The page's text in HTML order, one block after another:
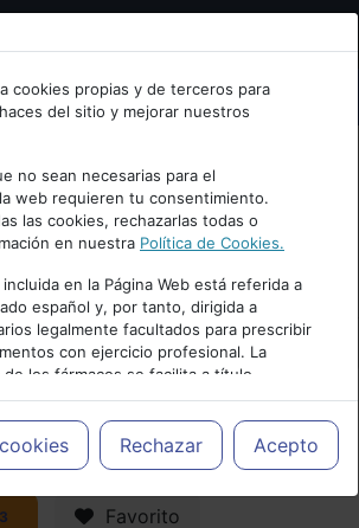
psiquiatria.com
con tu email.
Cancelar
cookies propias y de terceros para
del sitio y mejorar nuestros
no sean necesarias para el
web requieren tu consentimiento.
las cookies, rechazarlas todas o
en nuestra Política de Cookies.
en la Página Web está referida a
español y, por tanto, dirigida a
legalmente facultados para prescribir
con ejercicio profesional. La
los fármacos se facilita a título
siendo responsabilidad de los
prescribir medicamentos y decidir, en
el tratamiento más adecuado a las
Rechazar Acepto
Artículos|Trastornos de
adolescencia
Favorito